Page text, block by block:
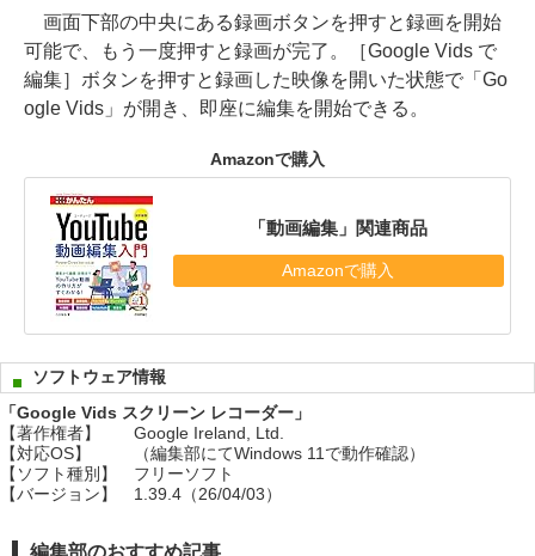
画面下部の中央にある録画ボタンを押すと録画を開始
可能で、もう一度押すと録画が完了。［Google Vids で
編集］ボタンを押すと録画した映像を開いた状態で「Go
ogle Vids」が開き、即座に編集を開始できる。
Amazonで購入
「動画編集」関連商品
Amazonで購入
ソフトウェア情報
「Google Vids スクリーン レコーダー」
【著作権者】
Google Ireland, Ltd.
【対応OS】
（編集部にてWindows 11で動作確認）
【ソフト種別】
フリーソフト
【バージョン】
1.39.4（26/04/03）
編集部のおすすめ記事